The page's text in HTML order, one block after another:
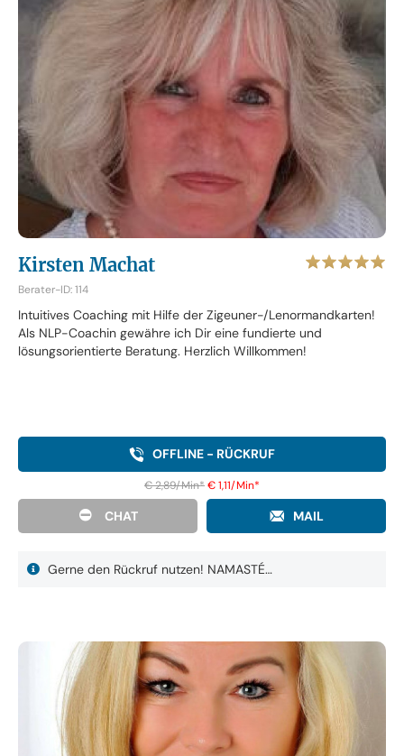
Kirsten Machat
Berater-ID: 114
Intuitives Coaching mit Hilfe der Zigeuner-/Lenormandkarten!
Als NLP-Coachin gewähre ich Dir eine fundierte und
lösungsorientierte Beratung. Herzlich Willkommen!
OFFLINE - RÜCKRUF
€ 2,89/Min*€ 1,11/Min*
CHAT MAIL
Gerne den Rückruf nutzen! NAMASTÉ…